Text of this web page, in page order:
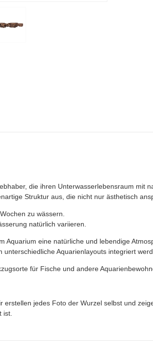
die ihren Unterwasserlebensraum mit
Struktur aus, die nicht nur ästhetisch
zu wässern.
natürlich variieren.
Aquarium eine natürliche und lebendige
Aquarienlayouts integriert
für Fische und andere
jedes Foto der Wurzel selbst und
ist.